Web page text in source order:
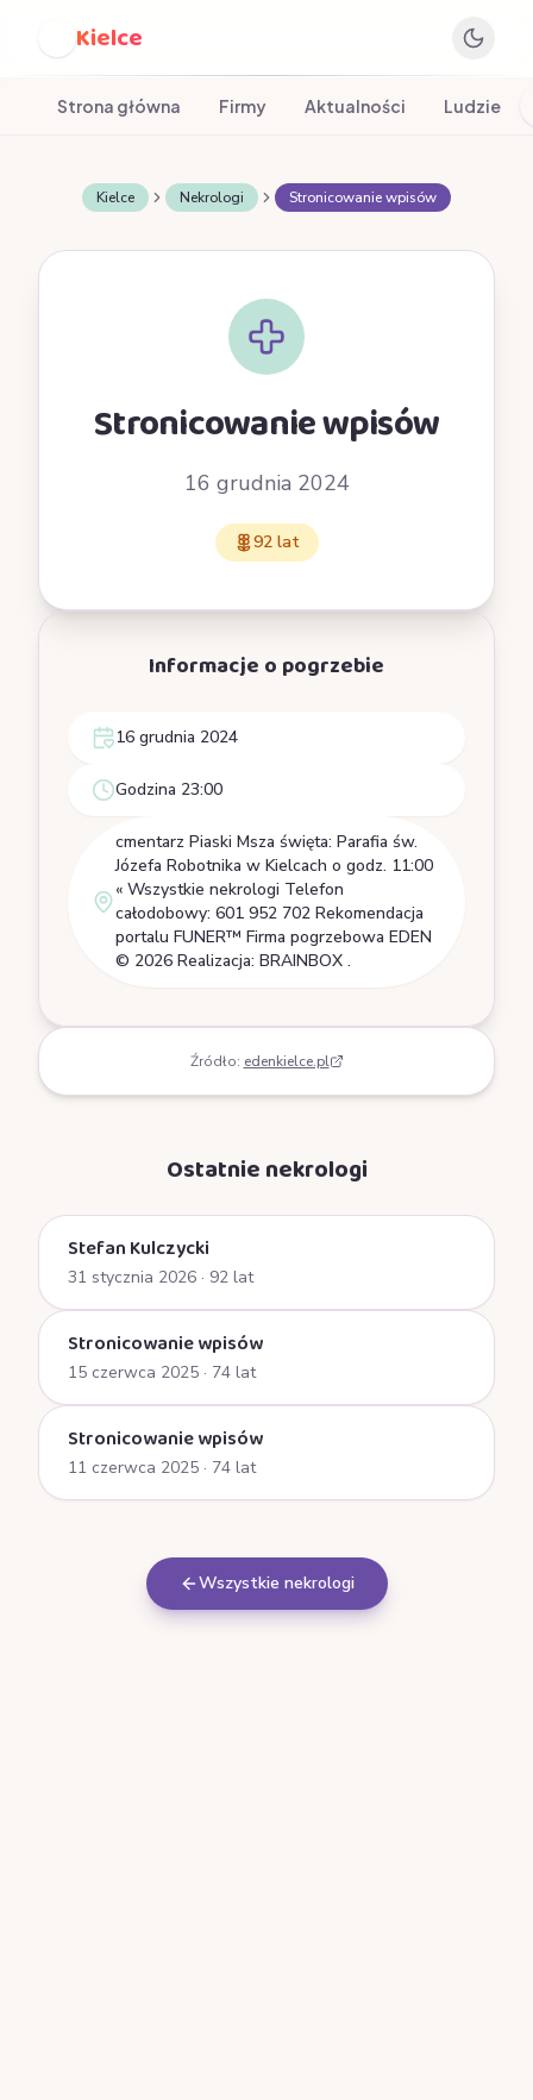
Kielce
Strona główna Firmy Aktualności Ludzie
Kielce Nekrologi Stronicowanie wpisów
Stronicowanie wpisów
16 grudnia 2024
92 lat
Informacje o pogrzebie
16 grudnia 2024
Godzina 23:00
cmentarz Piaski Msza święta: Parafia św.
Józefa Robotnika w Kielcach o godz. 11:00
« Wszystkie nekrologi Telefon
całodobowy: 601 952 702 Rekomendacja
portalu FUNER™ Firma pogrzebowa EDEN
© 2026 Realizacja: BRAINBOX .
Źródło: edenkielce.pl
Ostatnie nekrologi
Stefan Kulczycki
31 stycznia 2026 · 92 lat
Stronicowanie wpisów
15 czerwca 2025 · 74 lat
Stronicowanie wpisów
11 czerwca 2025 · 74 lat
Wszystkie nekrologi